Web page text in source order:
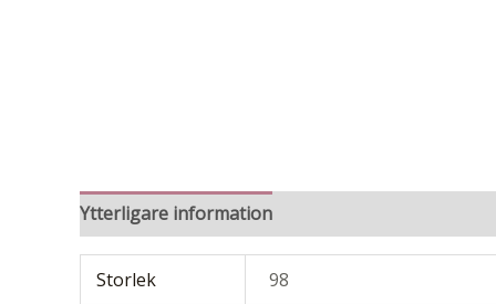
Ytterligare information
Storlek 98